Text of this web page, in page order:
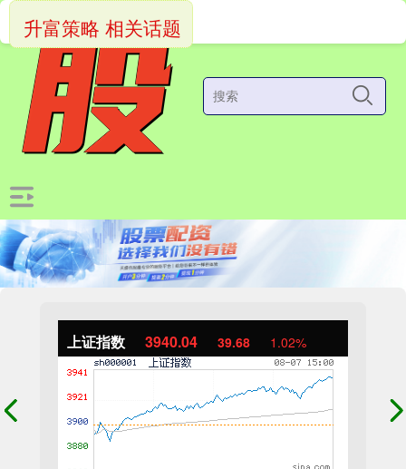
上证指数 3940.04 39.68 1.02%
升富策略 相关话题